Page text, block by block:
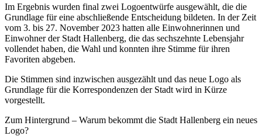
Im Ergebnis wurden final zwei Logoentwürfe ausgewählt, die die
Grundlage für eine abschließende Entscheidung bildeten. In der Zeit
vom 3. bis 27. November 2023 hatten alle Einwohnerinnen und
Einwohner der Stadt Hallenberg, die das sechszehnte Lebensjahr
vollendet haben, die Wahl und konnten ihre Stimme für ihren
Favoriten abgeben.
Die Stimmen sind inzwischen ausgezählt und das neue Logo als
Grundlage für die Korrespondenzen der Stadt wird in Kürze
vorgestellt.
Zum Hintergrund – Warum bekommt die Stadt Hallenberg ein neues
Logo?